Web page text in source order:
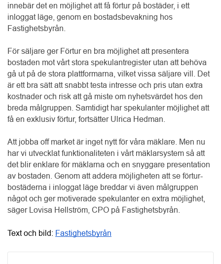
innebär det en möjlighet att få förtur på bostäder, i ett
inloggat läge, genom en bostadsbevakning hos
Fastighetsbyrån.
För säljare ger Förtur en bra möjlighet att presentera
bostaden mot vårt stora spekulantregister utan att behöva
gå ut på de stora plattformarna, vilket vissa säljare vill. Det
är ett bra sätt att snabbt testa intresse och pris utan extra
kostnader och risk att gå miste om nyhetsvärdet hos den
breda målgruppen. Samtidigt har spekulanter möjlighet att
få en exklusiv förtur, fortsätter Ulrica Hedman.
Att jobba off market är inget nytt för våra mäklare. Men nu
har vi utvecklat funktionaliteten i vårt mäklarsystem så att
det blir enklare för mäklarna och en snyggare presentation
av bostaden. Genom att addera möjligheten att se förtur-
bostäderna i inloggat läge breddar vi även målgruppen
något och ger motiverade spekulanter en extra möjlighet,
säger Lovisa Hellström, CPO på Fastighetsbyrån.
Text och bild: Fastighetsbyrån